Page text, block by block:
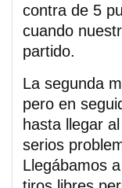
contra de 5
cuando
partido.
La segunda
pero en
hasta llegar
serios
Llegábamos